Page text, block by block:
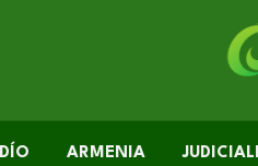
ARMENIA